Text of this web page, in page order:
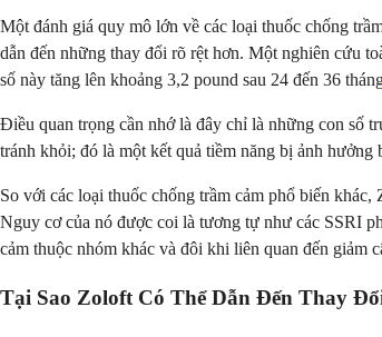
Một đánh giá quy mô lớn về các loại thuốc chống
dẫn đến những thay đổi rõ rệt hơn. Một nghiên cứu
số này tăng lên khoảng 3,2 pound sau 24 đến 36
Điều quan trọng cần nhớ là đây chỉ là những con số
tránh khỏi; đó là một kết quả tiềm năng bị ảnh hưởng
So với các loại thuốc chống trầm cảm phổ biến
Nguy cơ của nó được coi là tương tự như các SSRI
cảm thuộc nhóm khác và đôi khi liên quan đến giảm
Tại Sao Zoloft Có Thể Dẫn Đến Thay